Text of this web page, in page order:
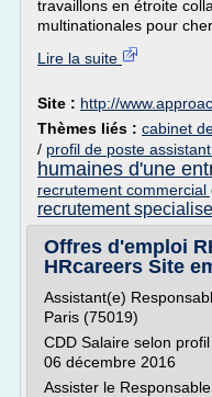
travaillons en étroite
multinationales pour
Lire la suite
Site : http://
Thèmes liés : cabinet
/ profil de poste
humaines d'une
recrutement
recrutement
Offres d'emploi
HRcareers Site
Assistant(e)
Paris (75019)
CDD Salaire selon
06 décembre 2016
Assister le